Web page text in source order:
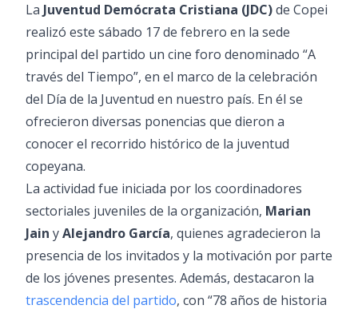
La Juventud Demócrata Cristiana (JDC)de Copei
realizó este sábado 17 de febrero en la sede
principal del partido un cine foro denominado “A
través del Tiempo”, en el marco de la celebración
del Día de la Juventud en nuestro país. En él se
ofrecieron diversas ponencias que dieron a
conocer el recorrido histórico de la juventud
copeyana.
La actividad fue iniciada por los coordinadores
sectoriales juveniles de la organización, Marian
Jain yAlejandro García, quienes agradecieron la
presencia de los invitados y la motivación por parte
de los jóvenes presentes. Además, destacaron la
trascendencia del partido, con “78 años de historia